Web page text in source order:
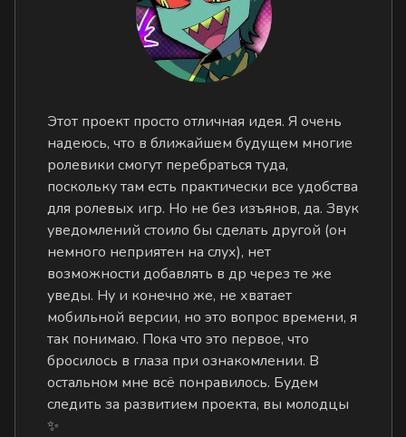
Этот проект просто отличная идея. Я очень
надеюсь, что в ближайшем будущем многие
ролевики смогут перебраться туда,
поскольку там есть практически все удобства
для ролевых игр. Но не без изъянов, да. Звук
уведомлений стоило бы сделать другой (он
немного неприятен на слух), нет
возможности добавлять в др через те же
уведы. Ну и конечно же, не хватает
мобильной версии, но это вопрос времени, я
так понимаю. Пока что это первое, что
бросилось в глаза при ознакомлении. В
остальном мне всё понравилось. Будем
следить за развитием проекта, вы молодцы
✨